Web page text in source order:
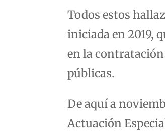
Todos estos
iniciada en 2019,
en la
públicas.
De aquí a
Actuación